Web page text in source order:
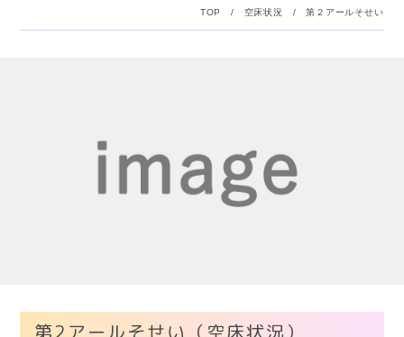
TOP / 空床状況 /第２アールそせい
第2アールそせい（空床状況）